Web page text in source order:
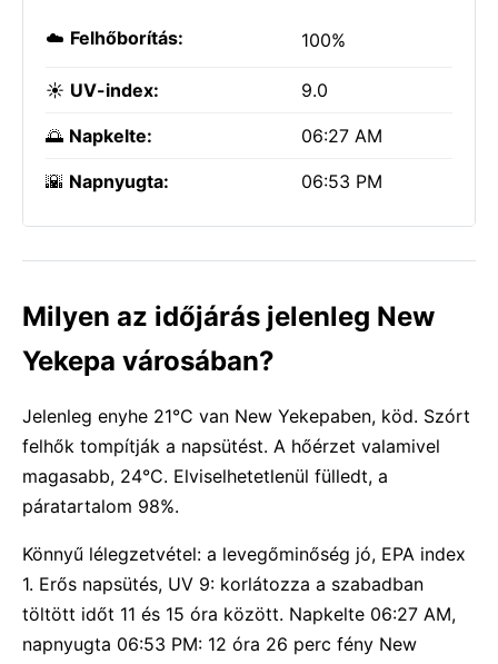
☁️ Felhőborítás: 100%
☀️ UV-index: 9.0
🌅 Napkelte: 06:27 AM
🌇 Napnyugta: 06:53 PM
Milyen az időjárás jelenleg New
Yekepa városában?
Jelenleg enyhe 21°C van New Yekepaben, köd. Szórt
felhők tompítják a napsütést. A hőérzet valamivel
magasabb, 24°C. Elviselhetetlenül fülledt, a
páratartalom 98%.
Könnyű lélegzetvétel: a levegőminőség jó, EPA index
1. Erős napsütés, UV 9: korlátozza a szabadban
töltött időt 11 és 15 óra között. Napkelte 06:27 AM,
napnyugta 06:53 PM: 12 óra 26 perc fény New